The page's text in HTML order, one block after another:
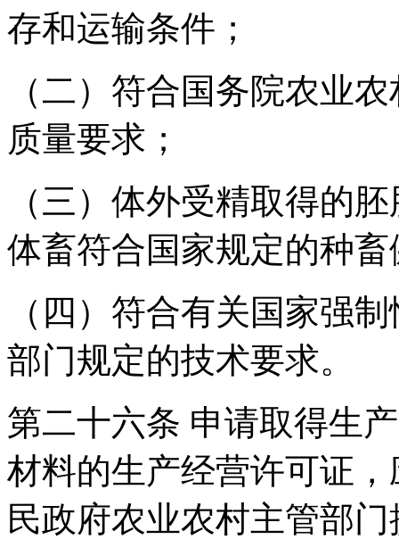
存和运输条件；
（二）符合国务院农业
质量要求；
（三）体外受精取得的
体畜符合国家规定的种
（四）符合有关国家强
部门规定的技术要求。
第二十六条 申请取得生
材料的生产经营许可证
民政府农业农村主管部